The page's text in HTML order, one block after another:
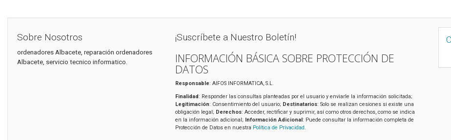
Sobre Nosotros
ordenadores Albacete, reparación ordenadores
Albacete, servicio tecnico informatico.
¡Suscríbete a Nuestro Boletín!
INFORMACIÓN BÁSICA SOBRE PROTECCIÓN DE
DATOS
Responsable: AIFOS INFORMATICA, S.L.
Finalidad: Responder las consultas planteadas por el usuario y enviarle la información solicitada;
Legitimación: Consentimiento del usuario; Destinatarios: Solo se realizan cesiones si existe una
obligación legal; Derechos: Acceder, rectificar y suprimir, así como otros derechos, como se indica
en la información adicional; Información Adicional: Puede consultar la información completa de
Protección de Datos en nuestra Política de Privacidad.